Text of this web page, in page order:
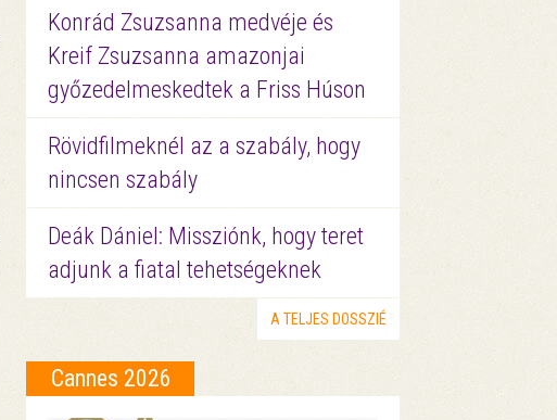
Konrád Zsuzsanna medvéje és
Kreif Zsuzsanna amazonjai
győzedelmeskedtek a Friss Húson
Rövidfilmeknél az a szabály, hogy
nincsen szabály
Deák Dániel: Missziónk, hogy teret
adjunk a fiatal tehetségeknek
A TELJES DOSSZIÉ
Cannes 2026